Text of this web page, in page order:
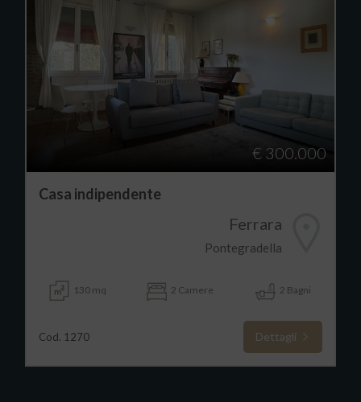
€ 300.000
Casa indipendente
Ferrara
Pontegradella
130 mq 2 Camere 2 Bagni
Cod. 1270 Dettagli